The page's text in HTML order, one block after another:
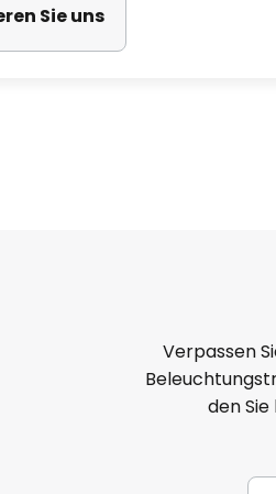
Sie uns
Verpassen
den